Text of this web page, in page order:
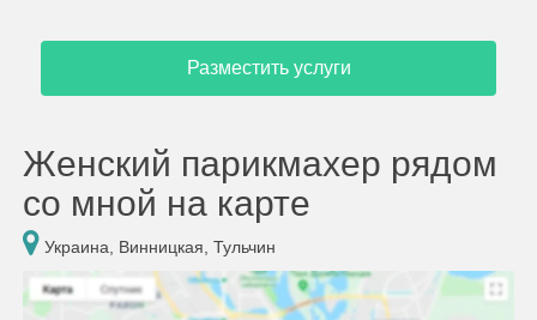
Разместить услуги
Женский парикмахер рядом
со мной на карте
Украина, Винницкая, Тульчин